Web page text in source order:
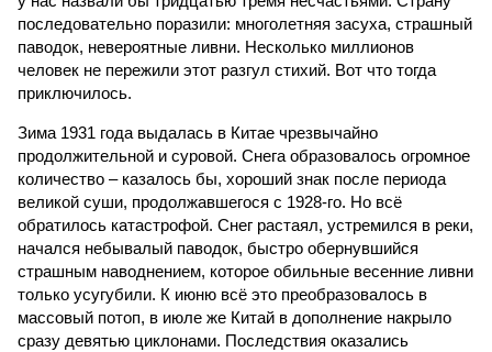
последовательно поразили: многолетняя засуха, страшный
паводок, невероятные ливни. Несколько миллионов
человек не пережили этот разгул стихий. Вот что тогда
приключилось.
Зима 1931 года выдалась в Китае чрезвычайно
продолжительной и суровой. Снега образовалось огромное
количество – казалось бы, хороший знак после периода
великой суши, продолжавшегося с 1928-го. Но всё
обратилось катастрофой. Снег растаял, устремился в реки,
начался небывалый паводок, быстро обернувшийся
страшным наводнением, которое обильные весенние ливни
только усугубили. К июню всё это преобразовалось в
массовый потоп, в июле же Китай в дополнение накрыло
сразу девятью циклонами. Последствия оказались